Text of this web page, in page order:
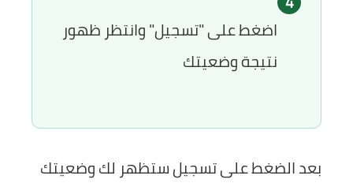
اضغط على"تسجيل"وانتظر ظهور
نتيجة وضعيتك
بعد الضغط على تسجيل ستظهر لك وضعيتك